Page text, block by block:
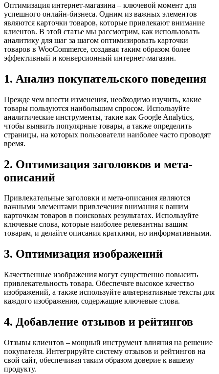
Оптимизация интернет-магазина – ключевой момент для
успешного онлайн-бизнеса. Одним из важных элементов
являются карточки товаров, которые привлекают внимание
клиентов. В этой статье мы рассмотрим, как использовать
аналитику для шаг за шагом оптимизировать карточки
товаров в WooCommerce, создавая таким образом более
эффективный и конверсионный интернет-магазин.
1. Анализ покупательского поведения
Прежде чем внести изменения, необходимо изучить, какие
товары пользуются наибольшим спросом. Используйте
аналитические инструменты, такие как Google Analytics,
чтобы выявить популярные товары, а также определить
страницы, на которых пользователи наиболее часто проводят
время.
2. Оптимизация заголовков и мета-
описаний
Привлекательные заголовки и мета-описания являются
важными элементами привлечения внимания к вашим
карточкам товаров в поисковых результатах. Используйте
ключевые слова, которые наиболее релевантны вашим
товарам, и делайте описания краткими, но информативными.
3. Оптимизация изображений
Качественные изображения могут существенно повысить
привлекательность товара. Обеспечьте высокое качество
изображений, а также используйте альтернативные тексты для
каждого изображения, содержащие ключевые слова.
4. Добавление отзывов и рейтингов
Отзывы клиентов – мощный инструмент влияния на решение
покупателя. Интегрируйте систему отзывов и рейтингов на
свой сайт, обеспечивая таким образом доверие к вашему
продукту.